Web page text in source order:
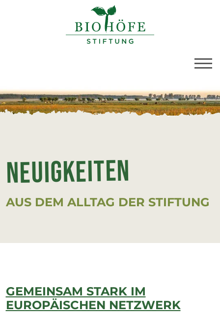
BioBoden |
Neu­ig­kei­ten
AUS DEM ALLTAG DER STIFTUNG
GEMEINSAM STARK IM
EUROPÄISCHEN NETZWERK